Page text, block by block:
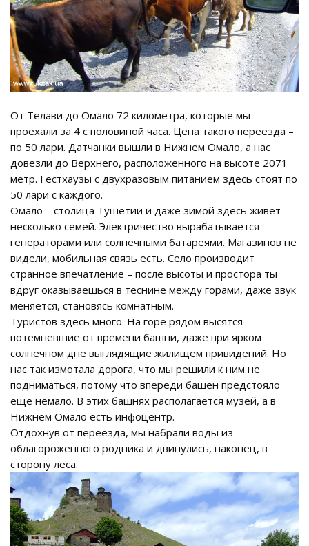
От Телави до Омало 72 километра, которые мы
проехали за 4 с половиной часа. Цена такого переезда –
по 50 лари. Датчанки вышли в Нижнем Омало, а нас
довезли до Верхнего, расположенного на высоте 2071
метр. Гестхаузы с двухразовым питанием здесь стоят по
50 лари с каждого.
Омало – столица Тушетии и даже зимой здесь живёт
несколько семей. Электричество вырабатывается
генераторами или солнечными батареями. Магазинов не
видели, мобильная связь есть. Село производит
странное впечатление – после высоты и простора ты
вдруг оказываешься в теснине между горами, даже звук
меняется, становясь комнатным.
Туристов здесь много. На горе рядом высятся
потемневшие от времени башни, даже при ярком
солнечном дне выглядящие жилищем привидений. Но
нас так измотала дорога, что мы решили к ним не
подниматься, потому что впереди башен предстояло
ещё немало. В этих башнях располагается музей, а в
Нижнем Омало есть инфоцентр.
Отдохнув от переезда, мы набрали воды из
облагороженного родника и двинулись, наконец, в
сторону леса.